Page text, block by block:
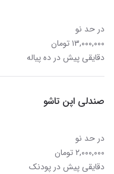
در حد نو
۱۳,۰۰۰,۰۰۰ تومان
دقایقی پیش در ده پیاله
صندلی اپن تاشو
در حد نو
۲,۰۰۰,۰۰۰ تومان
دقایقی پیش در پودنک